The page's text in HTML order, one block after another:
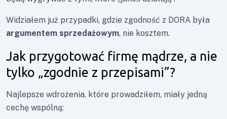
Widziałem już przypadki, gdzie zgodność z DORA była
argumentem sprzedażowym, nie kosztem.
Jak przygotować firmę mądrze, a nie
tylko „zgodnie z przepisami”?
Najlepsze wdrożenia, które prowadziłem, miały jedną
cechę wspólną: